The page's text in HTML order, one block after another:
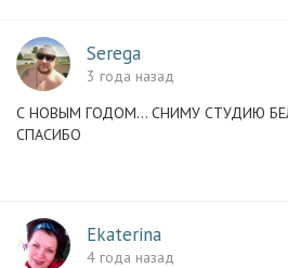
Serega
3 года назад
С НОВЫМ ГОДОМ... СНИМУ СТУДИЮ
СПАСИБО
Ekaterina
4 года назад